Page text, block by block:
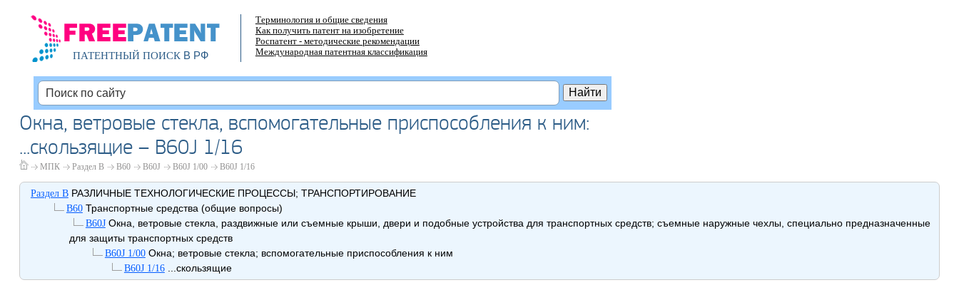
ПАТЕНТНЫЙ ПОИСКВ РФ
Терминология и общие сведения
Как получить патент на изобретение
Роспатент - методические рекомендации
Международная патентная классификация
Окна, ветровые стекла, вспомогательные приспособления к ним:
...скользящие – B60J 1/16
МПК Раздел B B60 B60J B60J 1/00 B60J 1/16
Раздел BРАЗЛИЧНЫЕ ТЕХНОЛОГИЧЕСКИЕ ПРОЦЕССЫ; ТРАНСПОРТИРОВАНИЕ
B60Транспортные средства (общие вопросы)
B60JОкна, ветровые стекла, раздвижные или съемные крыши, двери и подобные устройства для транспортных средств; съемные наружные чехлы, специально предназначенные
для защиты транспортных средств
B60J 1/00Окна; ветровые стекла; вспомогательные приспособления к ним
B60J 1/16...скользящие